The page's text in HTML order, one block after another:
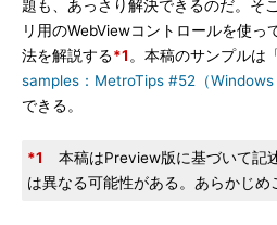
題も、あっさり解決できるのだ。そ
リ用のWebViewコントロールを使っ
法を解説する*1 。本稿のサンプルは
samples：MetroTips #52（Windows
できる。
*1
本稿はPreview版に基づいて記
は異なる可能性がある。あらかじめ